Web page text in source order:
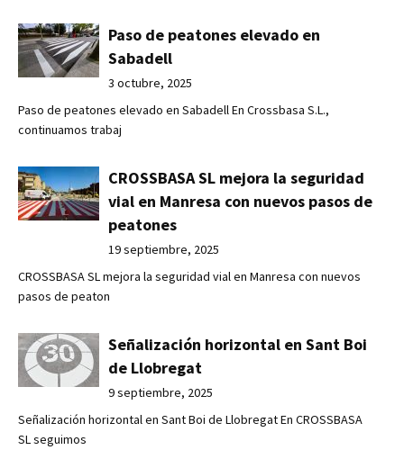
Paso de peatones elevado en
Sabadell
3 octubre, 2025
Paso de peatones elevado en Sabadell En Crossbasa S.L.,
continuamos trabaj
CROSSBASA SL mejora la seguridad
vial en Manresa con nuevos pasos de
peatones
19 septiembre, 2025
CROSSBASA SL mejora la seguridad vial en Manresa con nuevos
pasos de peaton
Señalización horizontal en Sant Boi
de Llobregat
9 septiembre, 2025
Señalización horizontal en Sant Boi de Llobregat En CROSSBASA
SL seguimos